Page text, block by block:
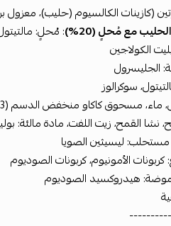
(كازينات الكالسيوم (حليب)،
مع مُحلٍ (20%)
: مُحلٍ:
الكولاجين
الجليسرول
سوكرالوز
ماء، مسحوق كاكاو منخفض الدسم (3%)
نشا القمح، زيت اللفت، مادة مالئة:
مستحلب: ليسيثين الصويا
الأمونيوم، كربونات الصوديوم
هيدروكسيد الصوديوم